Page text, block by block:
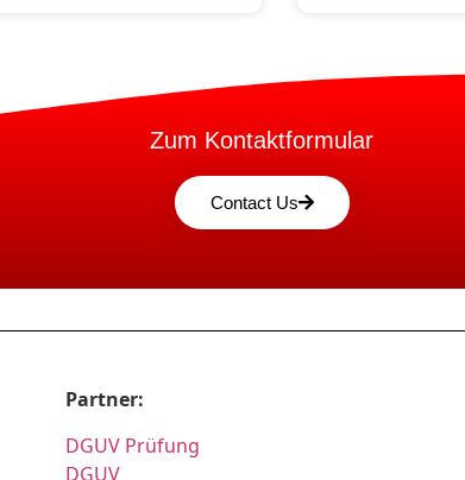
Zum Kontaktformular
Contact Us
Partner:
DGUV Prüfung
DGUV